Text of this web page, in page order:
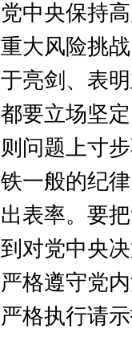
党中央保持
重大风险挑
于亮剑、表
都要立场坚
则问题上寸
铁一般的纪
出表率。要
到对党中央
严格遵守党
严格执行请